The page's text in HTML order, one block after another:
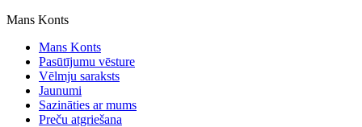
Mans Konts
Mans Konts
Pasūtījumu vēsture
Vēlmju saraksts
Jaunumi
Sazināties ar mums
Preču atgriešana